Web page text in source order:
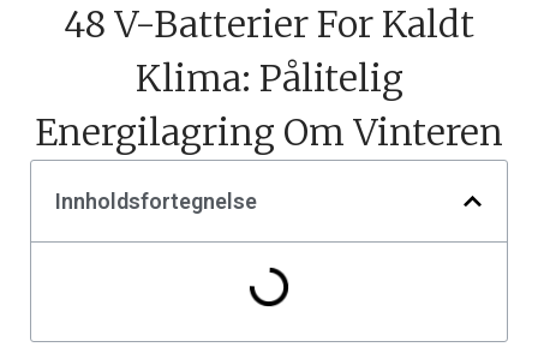
48 V-Batterier For Kaldt
Klima: Pålitelig
Energilagring Om Vinteren
Innholdsfortegnelse